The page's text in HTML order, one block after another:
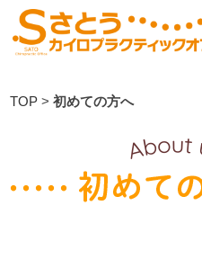
TOP >初めての方へ